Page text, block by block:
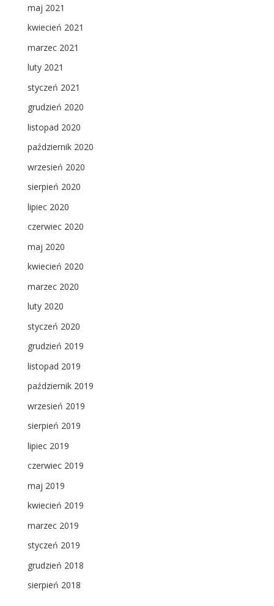
maj 2021
kwiecień 2021
marzec 2021
luty 2021
styczeń 2021
grudzień 2020
listopad 2020
październik 2020
wrzesień 2020
sierpień 2020
lipiec 2020
czerwiec 2020
maj 2020
kwiecień 2020
marzec 2020
luty 2020
styczeń 2020
grudzień 2019
listopad 2019
październik 2019
wrzesień 2019
sierpień 2019
lipiec 2019
czerwiec 2019
maj 2019
kwiecień 2019
marzec 2019
styczeń 2019
grudzień 2018
sierpień 2018